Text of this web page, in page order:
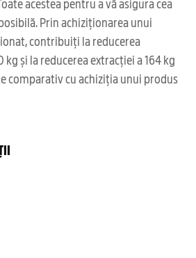
Prin achiziționarea unui
contribuiți la reducerea
kg și la reducerea extracției a 164 kg
comparativ cu achiziția unui produs